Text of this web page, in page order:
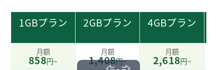
1GBプラン 2GBプラン 4GBプラン
月額
858円~
月額
1,408円~
月額
2,618円~